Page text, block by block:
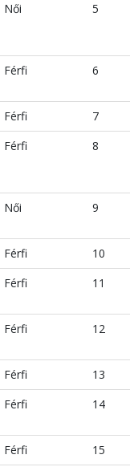
Női 5
Férfi 6
Férfi
7
Férfi 8
Női 9
Férfi
10
Férfi 11
Férfi 12
Férfi
13
Férfi 14
Férfi
15